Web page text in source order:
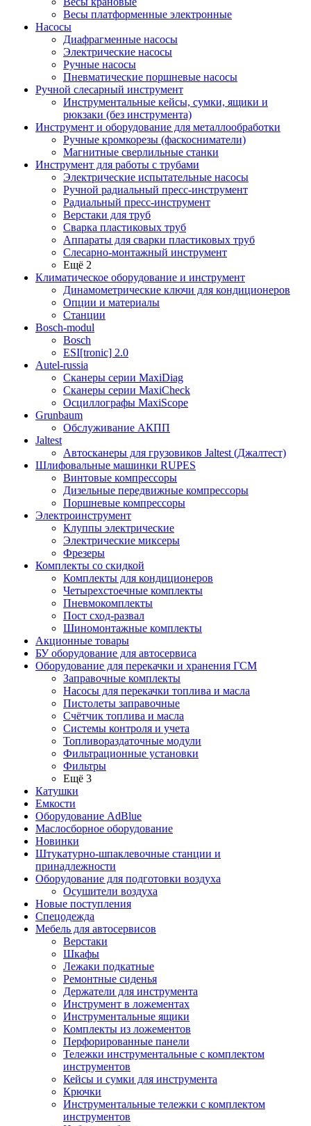
Весы платформенные электронные
Насосы
Диафрагменные насосы
Электрические насосы
Ручные насосы
Пневматические поршневые насосы
Ручной слесарный инструмент
Инструментальные кейсы, сумки, ящики и
рюкзаки (без инструмента)
Инструмент и оборудование для металлообработки
Ручные кромкорезы (фаскосниматели)
Магнитные сверлильные станки
Инструмент для работы с трубами
Электрические испытательные насосы
Ручной радиальный пресс-инструмент
Радиальный пресс-инструмент
Верстаки для труб
Сварка пластиковых труб
Аппараты для сварки пластиковых труб
Слесарно-монтажный инструмент
Ещё 2
Климатическое оборудование и инструмент
Динамометрические ключи для кондиционеров
Опции и материалы
Станции
Bosch-modul
Bosch
ESI[tronic] 2.0
Autel-russia
Сканеры серии MaxiDiag
Сканеры серии MaxiCheck
Осциллографы MaxiScope
Grunbaum
Обслуживание АКПП
Jaltest
Автосканеры для грузовиков Jaltest (Джалтест)
Шлифовальные машинки RUPES
Винтовые компрессоры
Дизельные передвижные компрессоры
Поршневые компрессоры
Электроинструмент
Клуппы электрические
Электрические миксеры
Фрезеры
Комплекты со скидкой
Комплекты для кондиционеров
Четырехстоечные комплекты
Пневмокомплекты
Пост сход-развал
Шиномонтажные комплекты
Акционные товары
БУ оборудование для автосервиса
Оборудование для перекачки и хранения ГСМ
Заправочные комплекты
Насосы для перекачки топлива и масла
Пистолеты заправочные
Счётчик топлива и масла
Системы контроля и учета
Топливораздаточные модули
Фильтрационные установки
Фильтры
Ещё 3
Катушки
Емкости
Оборудование AdBlue
Маслосборное оборудование
Новинки
Штукатурно-шпаклевочные станции и
принадлежности
Оборудование для подготовки воздуха
Осушители воздуха
Новые поступления
Спецодежда
Мебель для автосервисов
Верстаки
Шкафы
Лежаки подкатные
Ремонтные сиденья
Держатели для инструмента
Инструмент в ложементах
Инструментальные ящики
Комплекты из ложементов
Перфорированные панели
Тележки инструментальные с комплектом
инструментов
Кейсы и сумки для инструмента
Крючки
Инструментальные тележки с комплектом
инструментов